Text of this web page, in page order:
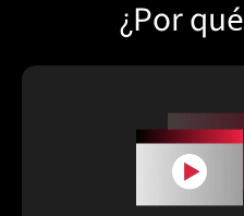
¿Por qué